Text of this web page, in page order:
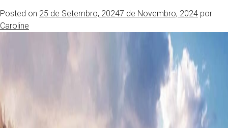
Posted on 25 de Setembro, 20247 de Novembro, 2024 por
Caroline